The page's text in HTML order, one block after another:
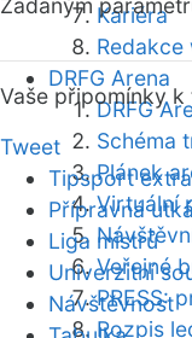
Kariéra
Redakce
DRFG Arena
DRFG
Schéma
Plánek
Virtuální
Veřejné
PRESS:
Rozpis
Zadaným
Vaše připomínky
Tweet
Tipsport
Přípravná
Liga mistrů
Univerzitní
Návštěvnost